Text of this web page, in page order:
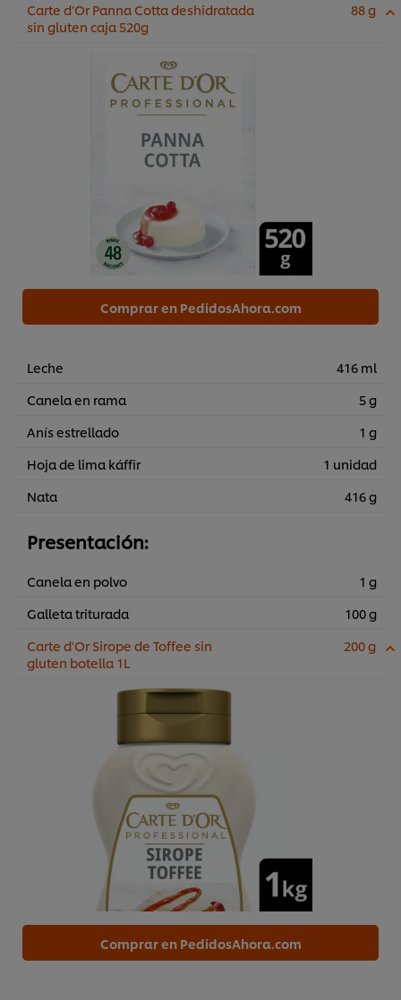
Carte d’Or Panna Cotta deshidratada
sin gluten caja 520g
88 g
Comprar en PedidosAhora.com
Leche
416 ml
Canela en rama
5 g
Anís estrellado
1 g
Hoja de lima káffir
1 unidad
Nata
416 g
Presentación:
Canela en polvo
1 g
Galleta triturada
100 g
Carte d'Or Sirope de Toffee sin
gluten botella 1L
200 g
Comprar en PedidosAhora.com